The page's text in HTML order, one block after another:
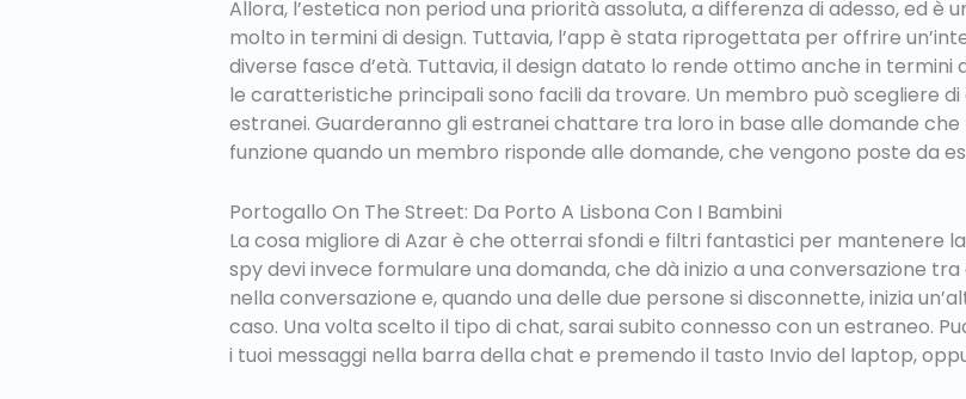
Allora, l’estetica non period una priorità assoluta, a differenza di adesso, ed è
molto in termini di design. Tuttavia, l’app è stata riprogettata per offrire
diverse fasce d’età. Tuttavia, il design datato lo rende ottimo anche in
le caratteristiche principali sono facili da trovare. Un membro può scegliere di
estranei. Guarderanno gli estranei chattare tra loro in base alle domande che
funzione quando un membro risponde alle domande, che vengono poste da
Portogallo On The Street: Da Porto A Lisbona Con I Bambini
La cosa migliore di Azar è che otterrai sfondi e filtri fantastici per mantenere
spy devi invece formulare una domanda, che dà inizio a una conversazione
nella conversazione e, quando una delle due persone si disconnette, inizia
caso. Una volta scelto il tipo di chat, sarai subito connesso con un estraneo.
i tuoi messaggi nella barra della chat e premendo il tasto Invio del laptop,